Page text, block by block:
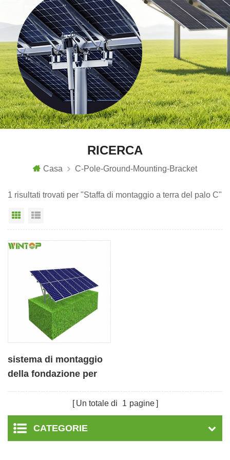
RICERCA
Casa C-Pole-Ground-Mounting-Bracket
1 risultati trovati per "Staffa di montaggio a terra del palo C"
Vista a griglia
sistema di montaggio
della fondazione per
Un totale di 1 pagine
CATEGORIE